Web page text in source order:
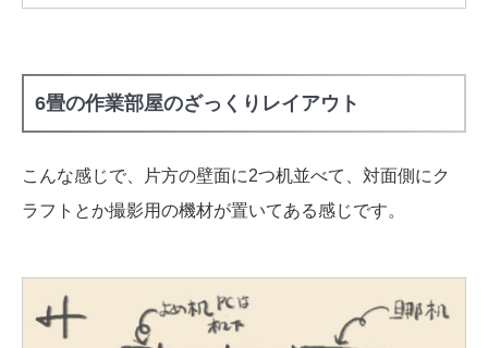
6畳の作業部屋のざっくりレイアウト
こんな感じで、片方の壁面に2つ机並べて、対面側にク
ラフトとか撮影用の機材が置いてある感じです。